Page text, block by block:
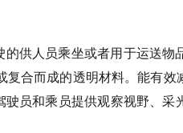
供人员乘坐或者用于运送物
合而成的透明材料。能有效
员和乘员提供观察视野、采